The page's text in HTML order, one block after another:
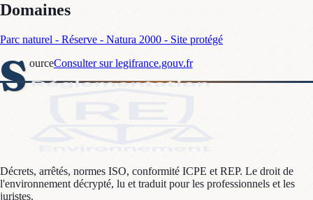
Domaines
Parc naturel - Réserve - Natura 2000 - Site protégé
S ourceConsulter sur legifrance.gouv.fr
Décrets, arrêtés, normes ISO, conformité ICPE et REP. Le droit de
l'environnement décrypté, lu et traduit pour les professionnels et les
juristes.